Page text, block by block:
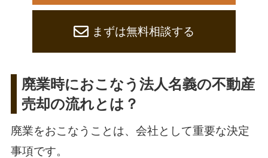
まずは無料相談する
廃業時におこなう法人名義の不動産
売却の流れとは？
廃業をおこなうことは、会社として重要な決定
事項です。